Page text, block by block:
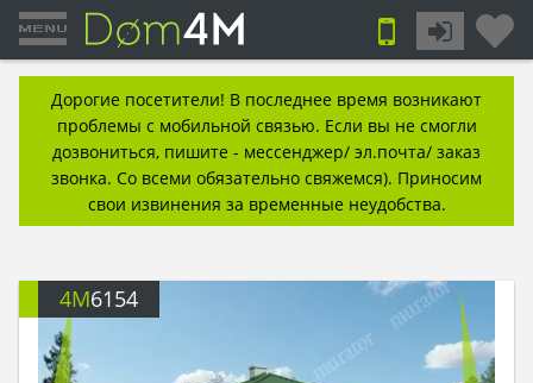
Дорогие посетители! В последнее время возникают
проблемы с мобильной связью. Если вы не смогли
дозвониться, пишите - мессенджер/ эл.почта/ заказ
звонка. Со всеми обязательно свяжемся). Приносим
свои извинения за временные неудобства.
4M6154